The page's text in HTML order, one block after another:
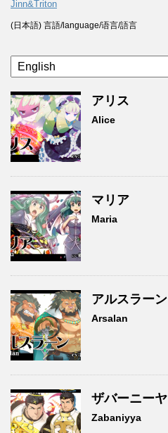
Jinn&Triton
(日本語) 言語/language/语言/語言
アリス
Alice
マリア
Maria
アルスラーン
Arsalan
ザバーニーヤ
Zabaniyya